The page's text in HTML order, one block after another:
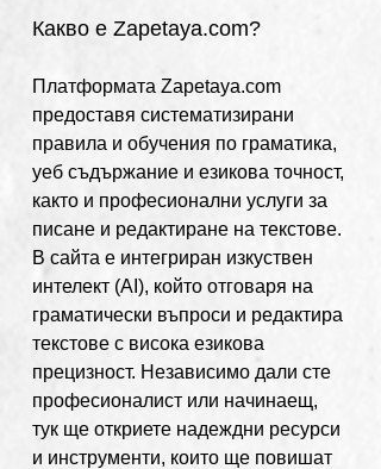
Какво е Zapetaya.com?
Платформата Zapetaya.com
предоставя систематизирани
правила и обучения по граматика,
уеб съдържание и езикова точност,
както и професионални услуги за
писане и редактиране на текстове.
В сайта е интегриран изкуствен
интелект (AI), който отговаря на
граматически въпроси и редактира
текстове с висока езикова
прецизност. Независимо дали сте
професионалист или начинаещ,
тук ще откриете надеждни ресурси
и инструменти, които ще повишат